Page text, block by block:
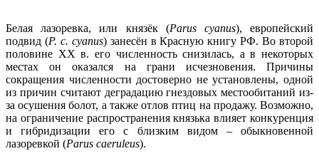
Белая лазоревка, или князёк (Parus cyanus), европейский
подвид (P. c. cyanus) занесён в Красную книгу РФ. Во второй
половине XX в. его численность снизилась, а в некоторых
местах он оказался на грани исчезновения. Причины
сокращения численности достоверно не установлены, одной
из причин считают деградацию гнездовых местообитаний из-
за осушения болот, а также отлов птиц на продажу. Возможно,
на ограничение распространения князька влияет конкуренция
и гибридизации его с близким видом – обыкновенной
лазоревкой (Parus caeruleus).